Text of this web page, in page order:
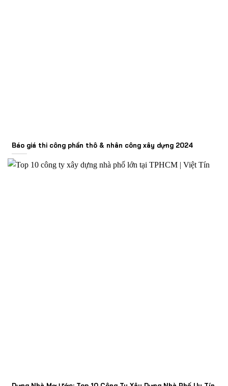
Báo giá thi công phần thô & nhân công xây dựng 2024